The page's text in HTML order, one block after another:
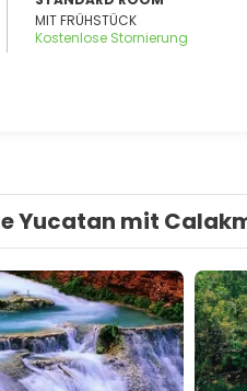
MIT FRÜHSTÜCK
Kostenlose Stornierung
Yucatan mit